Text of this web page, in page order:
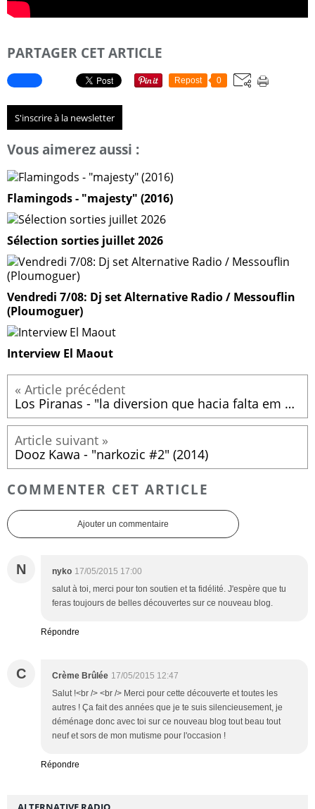
PARTAGER CET ARTICLE
Repost 0
S'inscrire à la newsletter
Vous aimerez aussi :
Flamingods - "majesty" (2016)
Sélection sorties juillet 2026
Vendredi 7/08: Dj set Alternative Radio / Messouflin
(Ploumoguer)
Interview El Maout
Los Piranas - "la diversion que hacia falta em pi pais" (2015)
Dooz Kawa - "narkozic #2" (2014)
COMMENTER CET ARTICLE
Ajouter un commentaire
N nyko 17/05/2015 17:00
salut à toi, merci pour ton soutien et ta fidélité. J'espère que tu
feras toujours de belles découvertes sur ce nouveau blog.
Répondre
C Crème Brûlée 17/05/2015 12:47
Salut !<br /> <br /> Merci pour cette découverte et toutes les
autres ! Ça fait des années que je te suis silencieusement, je
déménage donc avec toi sur ce nouveau blog tout beau tout
neuf et sors de mon mutisme pour l'occasion !
Répondre